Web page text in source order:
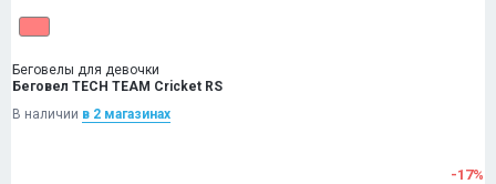
Беговелы для девочки
Беговел TECH TEAM Cricket RS
В наличии в 2 магазинах
-17%